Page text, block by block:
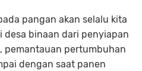
pangan akan selalu kita
desa binaan dari penyiapan
pemantauan pertumbuhan
dengan saat panen